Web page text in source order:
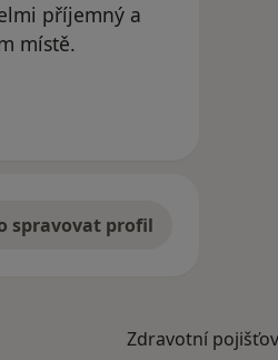
příjemný a
místě.
spravovat profil
Zdravotní